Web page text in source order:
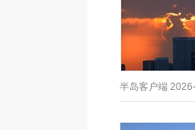
半岛客户端